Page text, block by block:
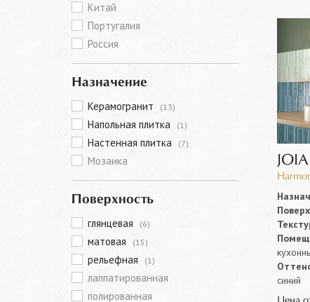
Китай
Португалия
Россия
Назначение
Керамогранит (13)
Напольная плитка (1)
Настенная плитка (7)
Мозаика
Поверхность
глянцевая (6)
матовая (15)
рельефная (1)
лаппатированная
полированная
JOIA
синий